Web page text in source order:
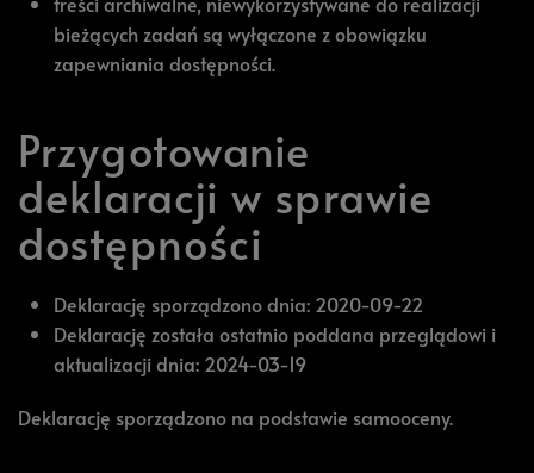
bieżących zadań są wyłączone z obowiązku
zapewniania dostępności.
Przygotowanie
deklaracji w sprawie
dostępności
Deklarację sporządzono dnia: 2020-09-22
Deklarację została ostatnio poddana przeglądowi i
aktualizacji dnia: 2024-03-19
Deklarację sporządzono na podstawie samooceny.